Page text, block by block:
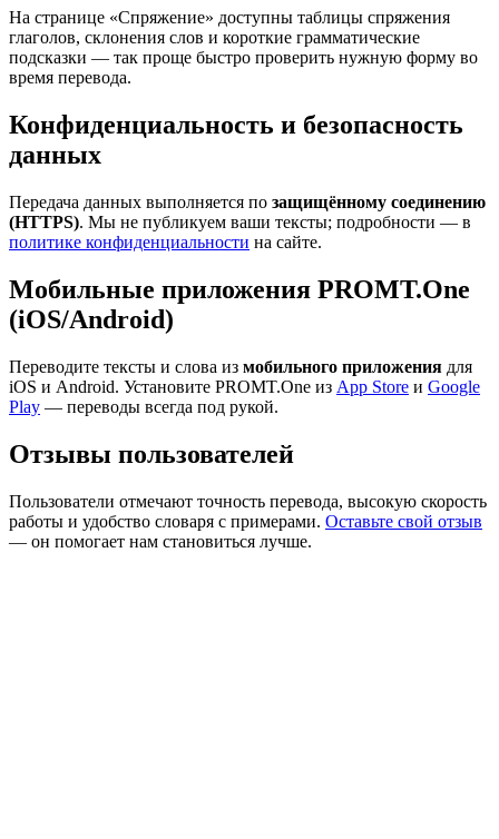
На странице «Спряжение» доступны таблицы спряжения
глаголов, склонения слов и короткие грамматические
подсказки — так проще быстро проверить нужную форму во
время перевода.
Конфиденциальность и безопасность
данных
Передача данных выполняется по защищённому соединению
(HTTPS). Мы не публикуем ваши тексты; подробности — в
политике конфиденциальности на сайте.
Мобильные приложения PROMT.One
(iOS/Android)
Переводите тексты и слова из мобильного приложения для
iOS и Android. Установите PROMT.One из App Store и Google
Play — переводы всегда под рукой.
Отзывы пользователей
Пользователи отмечают точность перевода, высокую скорость
работы и удобство словаря с примерами. Оставьте свой отзыв
— он помогает нам становиться лучше.